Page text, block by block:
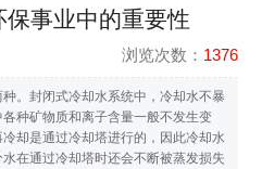
事业中的重要性
浏览次数： 1376
。封闭式冷却水系统中，冷却水不暴
种矿物质和离子含量一般不发生变
却是通过冷却塔进行的，因此冷却水
在通过冷却塔时还会不断被蒸发损失